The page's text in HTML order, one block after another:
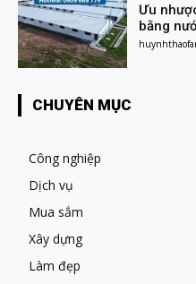
Ưu
bằng
CHUYÊN MỤC
Công nghiệp
Dịch vụ
Mua sắm
Xây dựng
Làm đẹp